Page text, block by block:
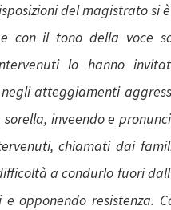
del magistrato si
con il tono della voce
lo hanno
atteggiamenti
inveendo e
chiamati dai
a condurlo fuori
e opponendo